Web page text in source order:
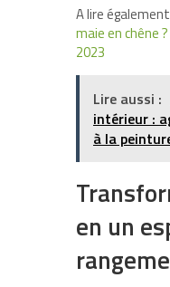
A lire
maie en chêne
2023
Lire aussi :
intérieur :
à la
en un